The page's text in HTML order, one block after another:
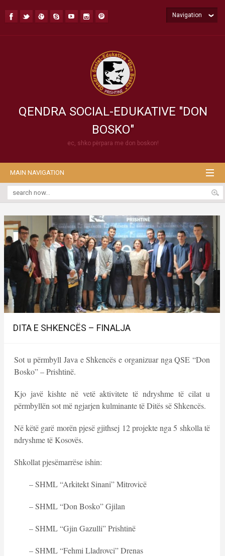
QENDRA SOCIAL-EDUKATIVE "DON
BOSKO"
ec, shko përpara me don boskon!
Navigation
MAIN NAVIGATION
DITA E SHKENCËS – FINALJA
Sot u përmbyll Java e Shkencës e organizuar nga QSE “Don
Bosko” – Prishtinë.
Kjo javë kishte në vetë aktivitete të ndryshme të cilat u
përmbyllën sot më ngjarjen kulminante të Ditës së Shkencës.
Në këtë garë morën pjesë gjithsej 12 projekte nga 5 shkolla të
ndryshme të Kosovës.
Shkollat pjesëmarrëse ishin:
– SHML “Arkitekt Sinani” Mitrovicë
– SHML “Don Bosko” Gjilan
– SHML “Gjin Gazulli” Prishtinë
– SHML “Fehmi Lladrovci” Drenas